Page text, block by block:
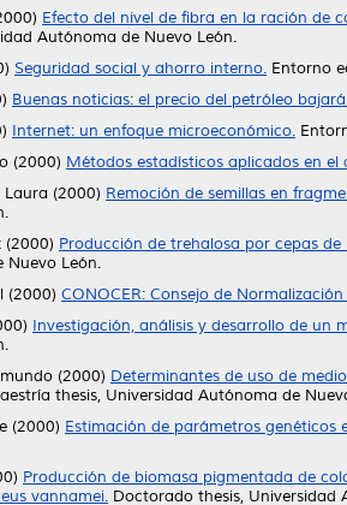
Efecto del nivel de fibra en la ración de
Autónoma de Nuevo León.
Seguridad social y ahorro interno. Entorno
Buenas noticias: el precio del petróleo
Internet: un enfoque microeconómico.
(2000) Métodos estadísticos aplicados en el
Laura (2000) Remoción de semillas en
(2000) Producción de trehalosa por cepas
Nuevo León.
(2000) CONOCER: Consejo de
Investigación, análisis y desarrollo de un
(2000) Determinantes de uso de
thesis, Universidad Autónoma de
(2000) Estimación de parámetros genéticos
Producción de biomasa pigmentada de
vannamei. Doctorado thesis, Universidad